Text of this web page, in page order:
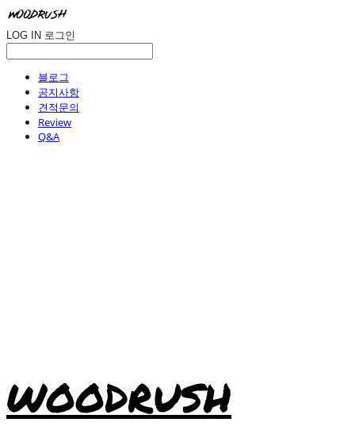
LOG IN 로그인
블로그
공지사항
견적문의
Review
Q&A
WOODRUSH